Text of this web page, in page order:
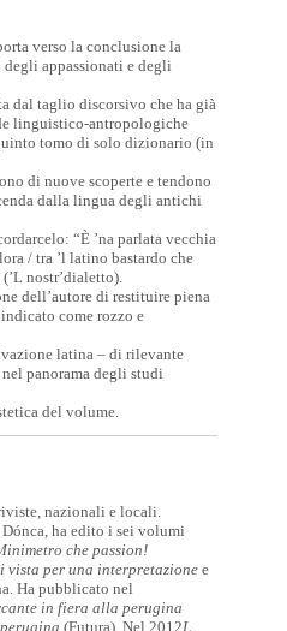
verso la conclusione la
appassionati e degli
dal taglio discorsivo che ha già
linguistico-antropologiche
tomo di solo dizionario (in
di nuove scoperte e tendono
dalla lingua degli antichi
“È ’na parlata vecchia
/ tra ’l latino bastardo che
nostr’dialetto).
dell’autore di restituire piena
come rozzo e
latina – di rilevante
panorama degli studi
del volume.
nazionali e locali.
ha edito i sei volumi
che passion!
vista per una interpretazionee
Ha pubblicato nel
in fiera alla perugina
(Futura). Nel 2012L